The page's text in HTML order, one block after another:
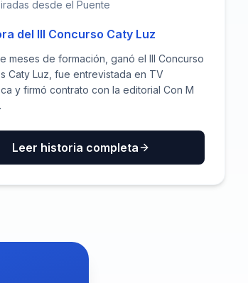
desde el Puente
del III Concurso Caty Luz
meses de formación, ganó el III Concurso
Caty Luz, fue entrevistada en TV
y firmó contrato con la editorial Con M
Leer historia completa